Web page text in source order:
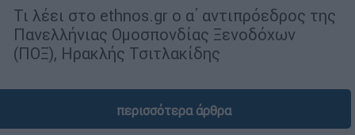
Τι λέει στο ethnos.gr ο α΄ αντιπρόεδρος της
Πανελλήνιας Ομοσπονδίας Ξενοδόχων
(ΠΟΞ), Ηρακλής Τσιτλακίδης
περισσότερα άρθρα